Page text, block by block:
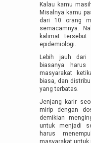
Kalau kamu
Misalnya kamu
dari 10 orang
semacamnya.
kalimat
epidemiologi.
Lebih jauh dari
biasanya harus
masyarakat
biasa, dan
yang terbatas.
Jenjang karir
mirip dengan
demikian
untuk menjadi
harus
masyarakat untuk